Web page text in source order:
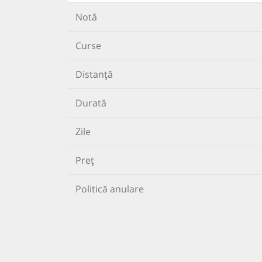
Notă
Curse
Distanță
Durată
Zile
Preț
Politică anulare